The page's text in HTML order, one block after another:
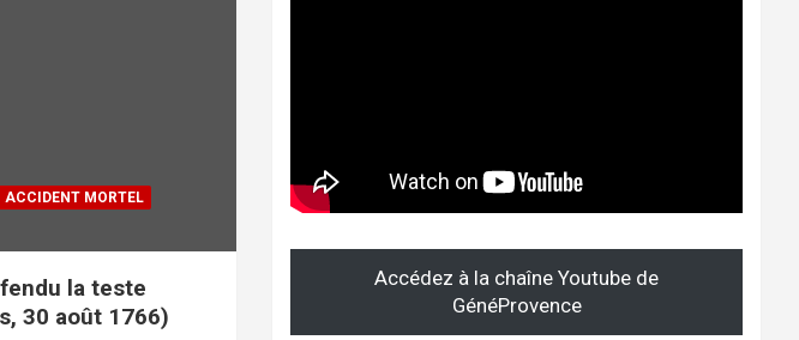
ACCIDENT MORTEL
la teste
30 août 1766)
Accédez à la chaîne Youtube de
GénéProvence